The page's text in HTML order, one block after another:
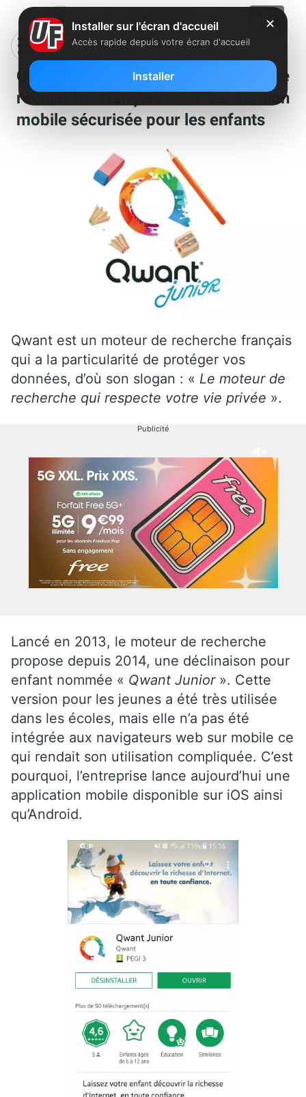
Qwant Junior : le moteur de
recherche français sort sa version
mobile sécurisée pour les enfants
Qwant est un moteur de recherche français
qui a la particularité de protéger vos
données, d’où son slogan : « Le moteur de
recherche qui respecte votre vie privée ».
Publicité
Lancé en 2013, le moteur de recherche
propose depuis 2014, une déclinaison pour
enfant nommée « Qwant Junior ». Cette
version pour les jeunes a été très utilisée
dans les écoles, mais elle n’a pas été
intégrée aux navigateurs web sur mobile ce
qui rendait son utilisation compliquée. C’est
pourquoi, l’entreprise lance aujourd’hui une
application mobile disponible sur iOS ainsi
qu’Android.
✕
Installer sur l'écran d'accueil
Accès rapide depuis votre écran d'accueil
Installer